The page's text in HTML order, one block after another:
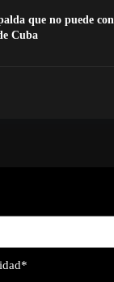
que no puede
Cuba
*